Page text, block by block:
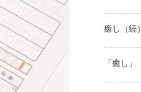
癒し（続）
「癒し」